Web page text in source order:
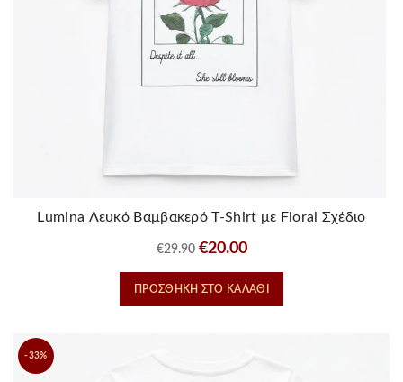
Lumina Λευκό Βαμβακερό T-Shirt με Floral Σχέδιο
€29.90 Original
price
was:
€20.00Η
τρέχουσα
τιμή
ΠΡΟΣΘΉΚΗ ΣΤΟ ΚΑΛΆΘΙ
-33%